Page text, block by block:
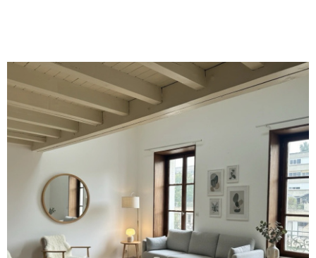
VOIR LE BIEN